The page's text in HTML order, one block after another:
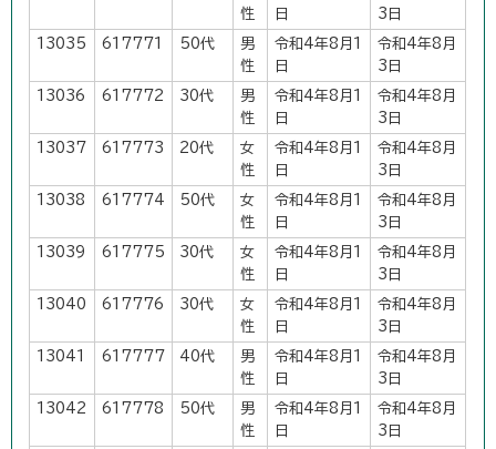
性
日
3日
13035 617771 50代
男
性
令和4年8月1
日
令和4年8月
3日
13036 617772 30代
男
性
令和4年8月1
日
令和4年8月
3日
13037 617773 20代
女
性
令和4年8月1
日
令和4年8月
3日
13038 617774 50代
女
性
令和4年8月1
日
令和4年8月
3日
13039 617775 30代
女
性
令和4年8月1
日
令和4年8月
3日
13040 617776 30代
女
性
令和4年8月1
日
令和4年8月
3日
13041 617777 40代
男
性
令和4年8月1
日
令和4年8月
3日
13042 617778 50代
男
性
令和4年8月1
日
令和4年8月
3日